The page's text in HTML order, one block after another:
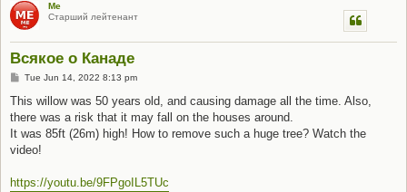
Me
Старший лейтенант
Всякое о Канаде
P
s
Tue Jun 14, 2022 8:13 pm
This willow was 50 years old, and causing damage all the time. Also,
there was a risk that it may fall on the houses around.
It was 85ft (26m) high! How to remove such a huge tree? Watch the
video!
https://youtu.be/9FPgoIL5TUc